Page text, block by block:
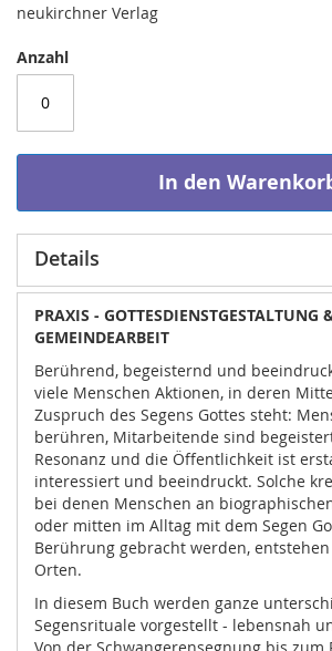
neukirchner Verlag
Anzahl
In den
Details
PRAXIS - GOTTESDIENSTGESTALTUNG
GEMEINDEARBEIT
Berührend, begeisternd und
viele Menschen Aktionen, in deren
Zuspruch des Segens Gottes steht:
berühren, Mitarbeitende sind
Resonanz und die Öffentlichkeit ist
interessiert und beeindruckt. Solche
bei denen Menschen an
oder mitten im Alltag mit dem Segen
Berührung gebracht werden,
Orten.
In diesem Buch werden ganze
Segensrituale vorgestellt - lebensnah
Von der Schwangerensegnung bis